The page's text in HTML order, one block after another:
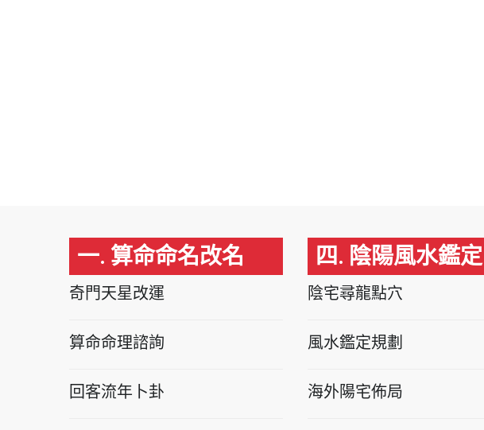
一. 算命命名改名
奇門天星改運
算命命理諮詢
回客流年卜卦
四. 陰陽風水鑑定
陰宅尋龍點穴
風水鑑定規劃
海外陽宅佈局